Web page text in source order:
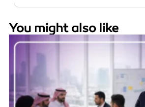
You might also like